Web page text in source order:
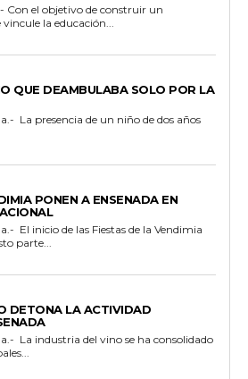
la educación...
QUE DEAMBULABA SOLO POR LA
PONEN A ENSENADA EN
parte...
DETONA LA ACTIVIDAD